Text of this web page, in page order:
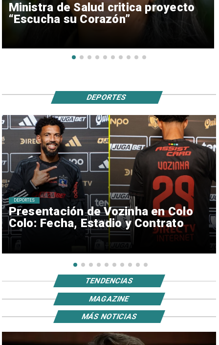
Ministra de Salud critica proyecto
“Escucha su Corazón”
Presentación de Vozinha en Colo
Colo: Fecha, Estadio y Contrato
DEPORTES
DEPORTES
TENDENCIAS
MAGAZINE
MÁS NOTICIAS